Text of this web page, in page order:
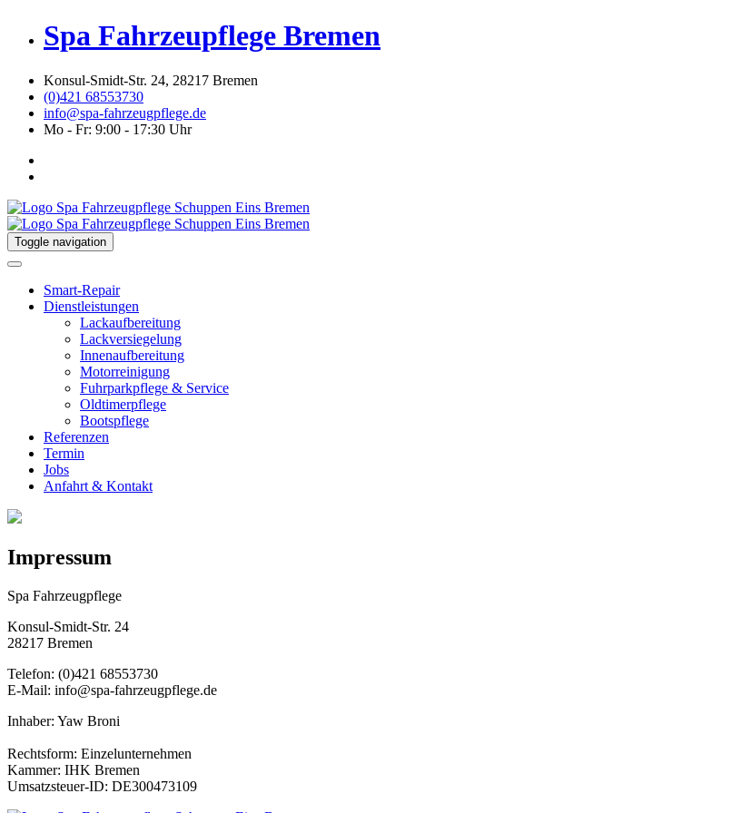
Spa Fahrzeupflege Bremen
Konsul-Smidt-Str. 24, 28217 Bremen
(0)421 68553730
info@spa-fahrzeugpflege.de
Mo - Fr: 9:00 - 17:30 Uhr
Toggle navigation
Smart-Repair
Dienstleistungen
Lackaufbereitung
Lackversiegelung
Innenaufbereitung
Motorreinigung
Fuhrparkpflege & Service
Oldtimerpflege
Bootspflege
Referenzen
Termin
Jobs
Anfahrt & Kontakt
Impressum
Spa Fahrzeugpflege
Konsul-Smidt-Str. 24
28217 Bremen
Telefon: (0)421 68553730
E-Mail: info@spa-fahrzeugpflege.de
Inhaber: Yaw Broni
Rechtsform: Einzelunternehmen
Kammer: IHK Bremen
Umsatzsteuer-ID: DE300473109